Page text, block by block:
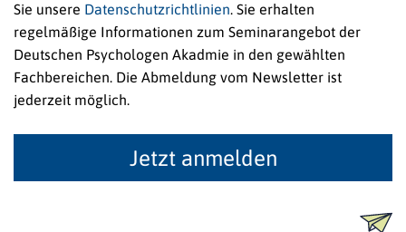
Sie unsere Datenschutzrichtlinien. Sie erhalten
regelmäßige Informationen zum Seminarangebot der
Deutschen Psychologen Akadmie in den gewählten
Fachbereichen. Die Abmeldung vom Newsletter ist
jederzeit möglich.